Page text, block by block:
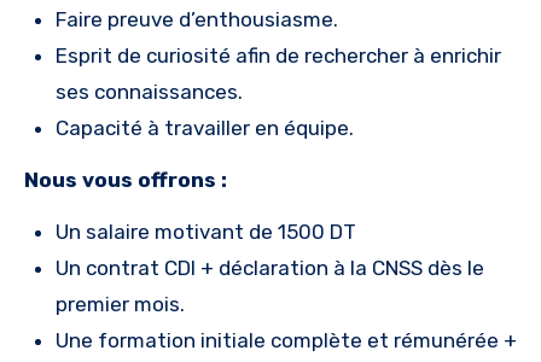
Faire preuve d’enthousiasme.
Esprit de curiosité afin de rechercher à enrichir
ses connaissances.
Capacité à travailler en équipe.
Nous vous offrons :
Un salaire motivant de 1500 DT
Un contrat CDI + déclaration à la CNSS dès le
premier mois.
Une formation initiale complète et rémunérée +